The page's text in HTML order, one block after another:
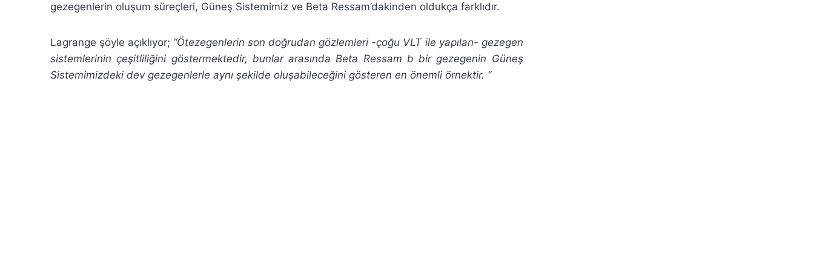
gezegenlerin oluşum süreçleri, Güneş Sistemimiz ve Beta Ressam’dakinden oldukça farklıdır.
Lagrange şöyle açıklıyor; “Ötezegenlerin son doğrudan gözlemleri -çoğu VLT ile yapılan- gezegen
sistemlerinin çeşitliliğini göstermektedir, bunlar arasında Beta Ressam b bir gezegenin Güneş
Sistemimizdeki dev gezegenlerle aynı şekilde oluşabileceğini gösteren en önemli örnektir. “